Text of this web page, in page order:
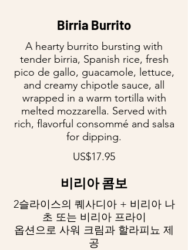
Birria Burrito
A hearty burrito bursting with
tender birria, Spanish rice, fresh
pico de gallo, guacamole, lettuce,
and creamy chipotle sauce, all
wrapped in a warm tortilla with
melted mozzarella. Served with
rich, flavorful consommé and salsa
for dipping.
US$17.95
비리아 콤보
2슬라이스의 퀘사디아 + 비리아 나
초 또는 비리아 프라이
옵션으로 사워 크림과 할라피뇨 제
공